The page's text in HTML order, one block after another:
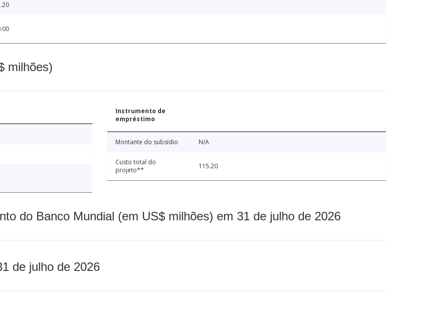
milhões)
Instrumento de
empréstimo
Montante do subsídio N/A
Custo total do
projeto**
115.20
do Banco Mundial (em US$ milhões) em 31 de julho de 2026
de julho de 2026